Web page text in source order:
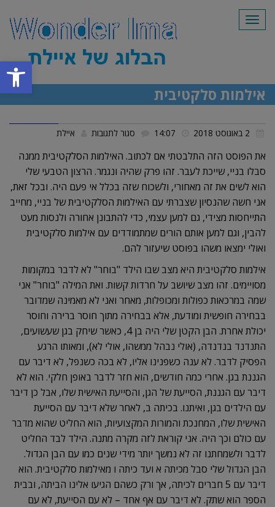
פתח
תפריט
אילמות סלקטיבית
סגור לתגובות
אילמות
סלקטיבית
איילת
את הפוסט הזה התלבטתי אם לכתוב. האילמות הסלקטיבית ממנה
סבלו בניי, שייכת לעבר. זהו פרק שהיה ונגמר. הרצון הטבעי שלי
הוא לשים את זה מאחורי, ולשכוח שזה בכלל אי פעם היה. ובכל זאת,
אני חשה שהנסיון שצברתי עם האילמות הסלקטיבית של בניי, מחייב
התייחסות מצידי, גם למען עצמי, כדי להתבונן אחורה ולנסות מעט
להבין, וגם למען אותם הורים שמתמודדים עם אילמות סלקטיבית
ואולי ימצאו משהו בפוסט שיעזור להם.
אילמות סלקטיבית היא מצב שבו הילד "בוחר" לא לדבר במקומות
מסויימים. זהו מצב שיושב על חרדות קשות. ואת המילה "בוחר" אני
שמה במרכאות כפולות ומכופלות, מאחר ואני לא מאמינה שמדובר
בבחירה חופשית ומודעת, אלא בבחירה מתוך חוסר ברירה וחוסר
יכולת אחרת. הבן הקטן שלי היה בן 4, כאשר שיחק בגן שעשועים,
התנדנד בנדנדה, (אולי נבהל ממשהו, אולי לא), ומאותו הרגע
הפסיק לדבר. לא ענה כשפנינו אליו, לא בכה כשנפל, לא דיבר עם
הגננת בגן. אחרי כמה חודשים, הוא חזר לדבר באופן חלקי. הוא לא
דיבר עם הגננת, הסייעת של הגן, והסייעת האישית שלו, אבל כן דיבר
עם הילדים בגן, ואיתנו. בכיתה ב, לאחר שלא דיבר עם הסייעת
האישית שלו, המחנכת והמורות המקצועיות, הוא החליט שהוא מדבר
עם כולם וכך היה. אני קוראת לזה מקרה מתנה. הילד לבד החליט
לדבר ולשמחתנו זה לא נמשך יותר מידי שנים כמו עם הבן הגדול.
הבן הגדול שלי סבל מכיתה א ועד כיתה ו מאילמות סלקטיבית. הוא
דיבר עם 5 חברים לכיתה, אך ורק כשהם הגיעו אלינו הביתה, ובבית
הספר הוא שתק. לא דיבר עם אף אחד – לא עם הסייעת, לא עם